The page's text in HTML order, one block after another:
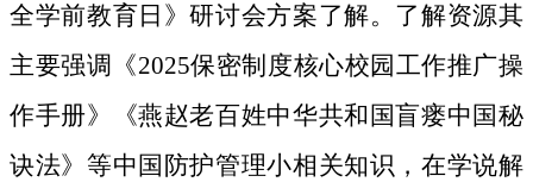
全学前教育日》研讨会方案了解。了解资源其
主要强调《2025保密制度核心校园工作推广操
作手册》《燕赵老百姓中华共和国盲瘘中国秘
诀法》等中国防护管理小相关知识，在学说解